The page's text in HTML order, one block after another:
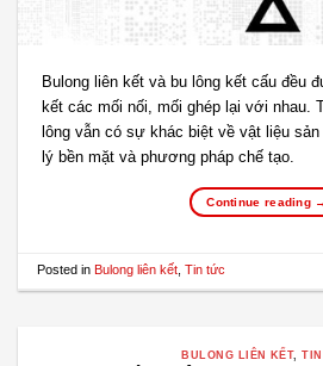
Bulong liên kết và bu lông kết cấu đều
kết các mối nối, mối ghép lại với nhau.
lông vẫn có sự khác biệt về vật liệu
lý bền mặt và phương pháp chế tạo.
Continue reading →
Posted in Bulong liên kết, Tin tức
BULONG LIÊN KẾT,